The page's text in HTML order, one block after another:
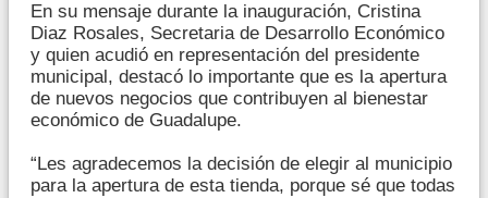
En su mensaje durante la inauguración, Cristina
Diaz Rosales, Secretaria de Desarrollo Económico
y quien acudió en representación del presidente
municipal, destacó lo importante que es la apertura
de nuevos negocios que contribuyen al bienestar
económico de Guadalupe.
“Les agradecemos la decisión de elegir al municipio
para la apertura de esta tienda, porque sé que todas